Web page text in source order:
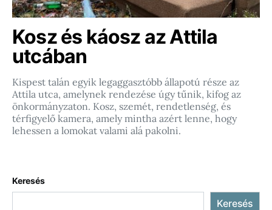
Kosz és káosz az Attila
utcában
Kispest talán egyik legaggasztóbb állapotú része az
Attila utca, amelynek rendezése úgy tűnik, kifog az
önkormányzaton. Kosz, szemét, rendetlenség, és
térfigyelő kamera, amely mintha azért lenne, hogy
lehessen a lomokat valami alá pakolni.
Keresés
Keresés